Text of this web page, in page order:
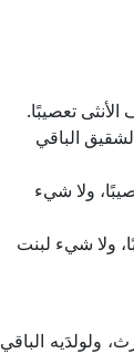
تعصيبًا.
الباقي
ولا شيء
ولا شيء لبنت
ولولدَيه الباقي